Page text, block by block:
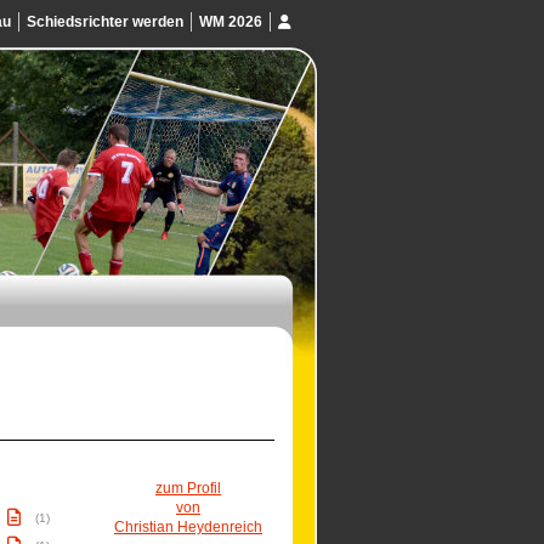
Schiedsrichter werden WM 2026
zum Profil
von
Christian Heydenreich
(1)